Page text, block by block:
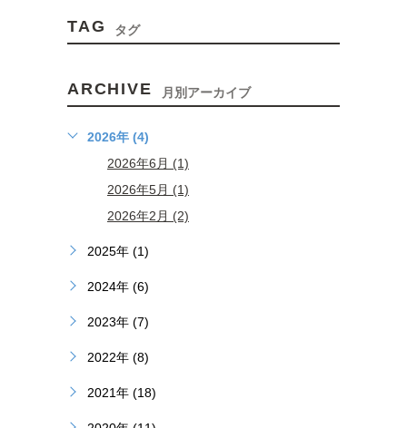
TAG タグ
ARCHIVE 月別アーカイブ
2026年 (4)
2026年6月 (1)
2026年5月 (1)
2026年2月 (2)
2025年 (1)
2024年 (6)
2023年 (7)
2022年 (8)
2021年 (18)